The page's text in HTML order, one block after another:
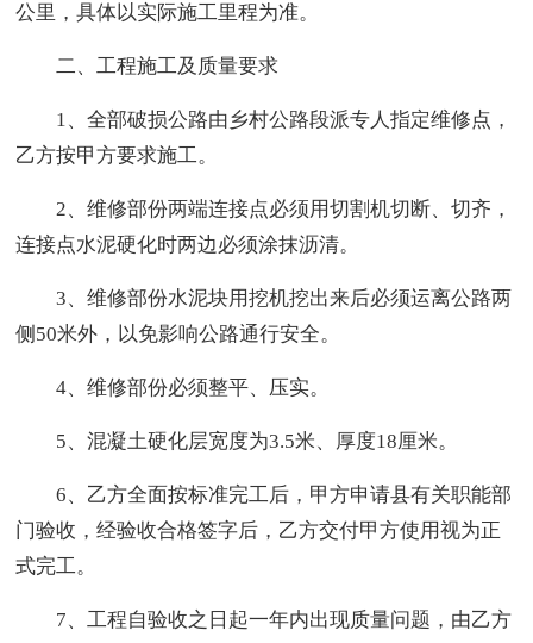
公里，具体以实际施工里程为准。
二、工程施工及质量要求
1、全部破损公路由乡村公路段派专人指定维修点，
乙方按甲方要求施工。
2、维修部份两端连接点必须用切割机切断、切齐，
连接点水泥硬化时两边必须涂抹沥清。
3、维修部份水泥块用挖机挖出来后必须运离公路两
侧50米外，以免影响公路通行安全。
4、维修部份必须整平、压实。
5、混凝土硬化层宽度为3.5米、厚度18厘米。
6、乙方全面按标准完工后，甲方申请县有关职能部
门验收，经验收合格签字后，乙方交付甲方使用视为正
式完工。
7、工程自验收之日起一年内出现质量问题，由乙方